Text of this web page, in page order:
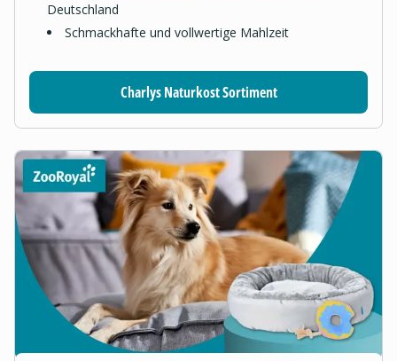
Deutschland
Schmackhafte und vollwertige Mahlzeit
Charlys Naturkost Sortiment